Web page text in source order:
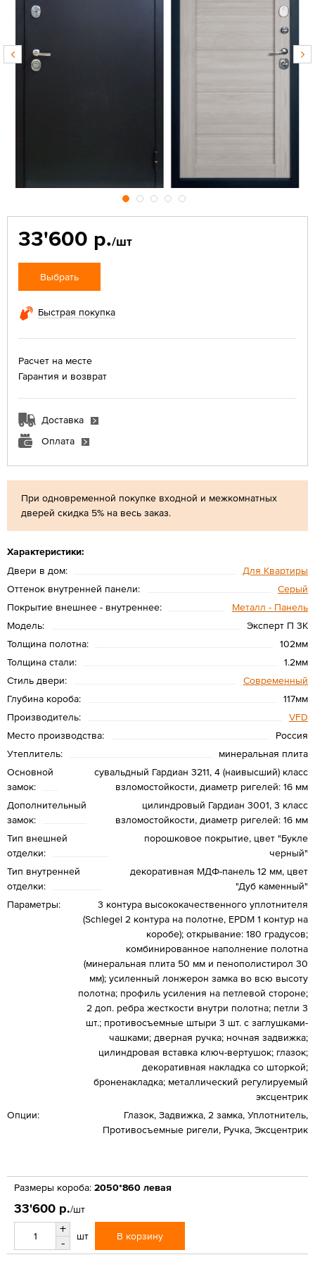
При одновременной покупке входной и межкомнатных
дверей скидка 5% на весь заказ.
Характеристики:
Двери в дом:
Для Квартиры
Оттенок внутренней панели:
Серый
Покрытие внешнее - внутреннее:
Металл - Панель
Модель:
Эксперт П 3K
Толщина полотна:
102мм
Толщина стали:
1.2мм
Стиль двери:
Современный
Глубина короба:
117мм
Производитель:
VFD
Место производства:
Россия
Утеплитель:
минеральная плита
Основной
замок:
сувальдный Гардиан 3211, 4 (наивысший) класс
взломостойкости, диаметр ригелей: 16 мм
Дополнительный
замок:
цилиндровый Гардиан 3001, 3 класс
взломостойкости, диаметр ригелей: 16 мм
Тип внешней
отделки:
порошковое покрытие, цвет "Букле
черный"
Тип внутренней
отделки:
декоративная МДФ-панель 12 мм, цвет
"Дуб каменный"
Параметры:
3 контура высококачественного уплотнителя
(Schlegel 2 контура на полотне, EPDM 1 контур на
коробе); открывание: 180 градусов;
комбинированное наполнение полотна
(минеральная плита 50 мм и пенополистирол 30
мм); усиленный лонжерон замка во всю высоту
полотна; профиль усиления на петлевой стороне;
2 доп. ребра жесткости внутри полотна; петли 3
шт.; противосъемные штыри 3 шт. с заглушками-
чашками; дверная ручка; ночная задвижка;
цилиндровая вставка ключ-вертушок; глазок;
декоративная накладка со шторкой;
броненакладка; металлический регулируемый
эксцентрик
Опции:
Глазок, Задвижка, 2 замка, Уплотнитель,
Противосъемные ригели, Ручка, Эксцентрик
33'600 р./шт
Выбрать
Быстрая покупка
Расчет на месте
Гарантия и возврат
Доставка
Оплата
Размеры короба: 2050*860 левая
33'600 р./шт
+
-
шт В корзину